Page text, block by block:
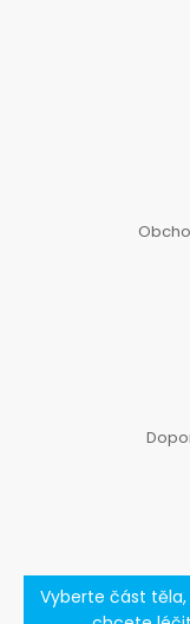
Vyberte část